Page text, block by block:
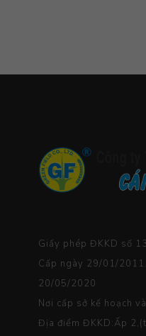
Giấy phép ĐKKD số
Cấp ngày 29/01/
20/05/2020
Nơi cấp sở kế hoạch
Địa điểm ĐKKD:Ấp